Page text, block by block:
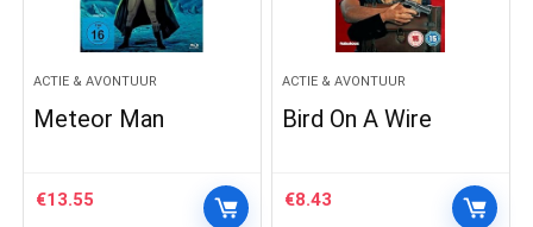
ACTIE & AVONTUUR
Meteor Man
€13.55
ACTIE & AVONTUUR
Bird On A Wire
€8.43